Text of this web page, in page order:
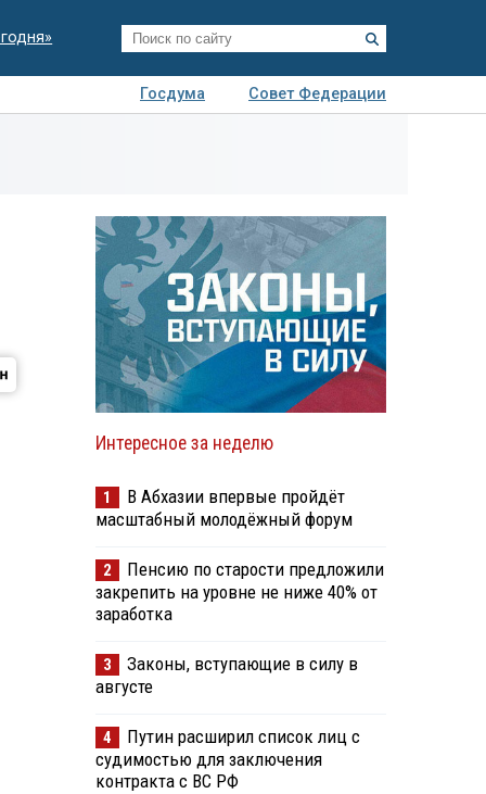
Госдума
Совет Федерации
Интересное за неделю
1
В Абхазии впервые пройдёт
масштабный молодёжный форум
2
Пенсию по старости предложили
закрепить на уровне не ниже 40% от
заработка
3
Законы, вступающие в силу в
августе
4
Путин расширил список лиц с
судимостью для заключения
контракта с ВС РФ